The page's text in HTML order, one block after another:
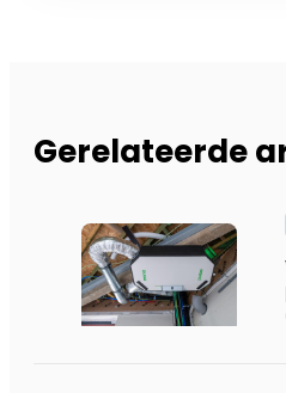
Gerelateerde